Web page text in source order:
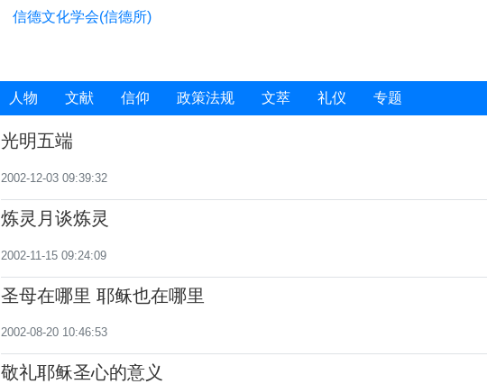
信德文化学会(信德所)
人物 文献 信仰 政策法规 文萃 礼仪 专题
光明五端
2002-12-03 09:39:32
炼灵月谈炼灵
2002-11-15 09:24:09
圣母在哪里 耶稣也在哪里
2002-08-20 10:46:53
敬礼耶稣圣心的意义